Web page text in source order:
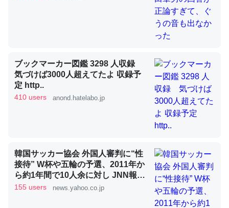
昆虫ってカルシウム少ないのか。知らんかった。調べたら
コオロギのカルシウム分はエビの600分の1程度。
─ニュース :: 【研究発表】昆虫学の大問題＝「昆虫はなぜ海にいな
論文では「淡水はカルシウムも酸素も不足してて両方に不
利だから両方が拮抗してるのでは」とあって面白い。海に
いる鋏角類（カブトガニ・ウミグモ）はカルシウムを使わ
ブックマーカー図鑑 3298 人収録
気づけば3000人超えてたよ 収録予
定 http..
410 users anond.hatelabo.jp
韓国サッカー協会 外国人審判に“性
接待” W杯や五輪の予選、2011年か
ら約1年間で10人余に対し JNN報告
書入手（TBS NEWS DIG Powered
155 users news.yahoo.co.jp